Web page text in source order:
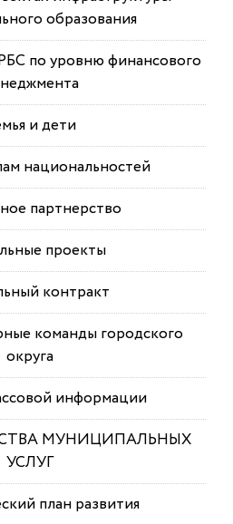
образования
по уровню финансового
и дети
национальностей
партнерство
проекты
контракт
команды городского
округа
информации
МУНИЦИПАЛЬНЫХ
УСЛУГ
план развития